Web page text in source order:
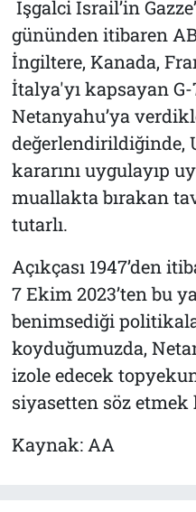
İşgalci İsrail’in
gününden itibaren
İngiltere, Kanada,
İtalya'yı kapsayan
Netanyahu’ya
değerlendirildiğinde,
kararını uygulayıp
muallakta bırakan
tutarlı.
Açıkçası 1947’den
7 Ekim 2023’ten bu
benimsediği
koyduğumuzda,
izole edecek
siyasetten söz
Kaynak: AA